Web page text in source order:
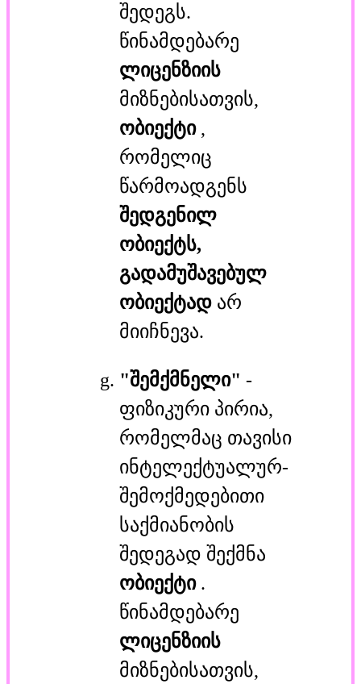
შედეგს.
წინამდებარე
ლიცენზიის
მიზნებისათვის,
ობიექტი ,
რომელიც
წარმოადგენს
შედგენილ
ობიექტს,
გადამუშავებულ
ობიექტად არ
მიიჩნევა.
"შემქმნელი" -
ფიზიკური პირია,
რომელმაც თავისი
ინტელექტუალურ-
შემოქმედებითი
საქმიანობის
შედეგად შექმნა
ობიექტი .
წინამდებარე
ლიცენზიის
მიზნებისათვის,